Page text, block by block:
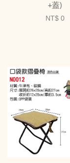
+蓋)
NT$ 0